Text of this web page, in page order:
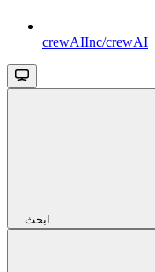
crewAIInc/crewAI
...ابحث